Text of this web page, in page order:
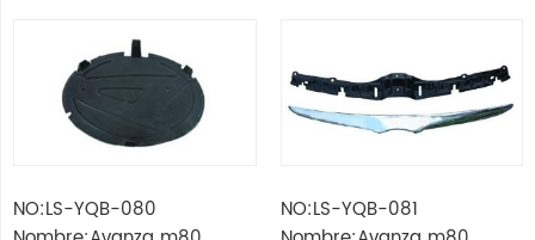
NO:LS-YQB-080
NO:LS-YQB-081